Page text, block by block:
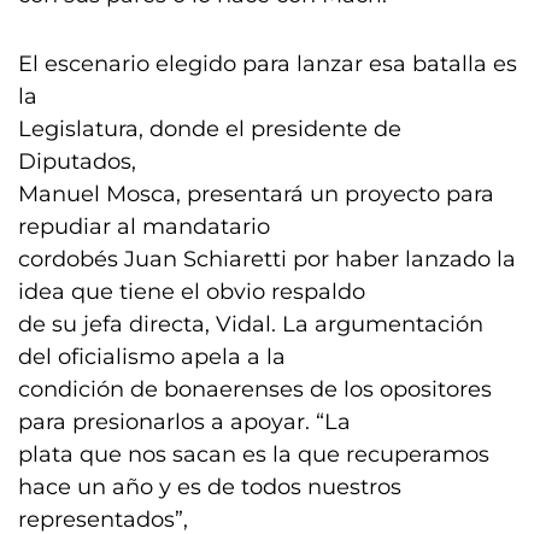
El escenario elegido para lanzar esa batalla es
la
Legislatura, donde el presidente de
Diputados,
Manuel Mosca, presentará un proyecto para
repudiar al mandatario
cordobés Juan Schiaretti por haber lanzado la
idea que tiene el obvio respaldo
de su jefa directa, Vidal. La argumentación
del oficialismo apela a la
condición de bonaerenses de los opositores
para presionarlos a apoyar. “La
plata que nos sacan es la que recuperamos
hace un año y es de todos nuestros
representados”,